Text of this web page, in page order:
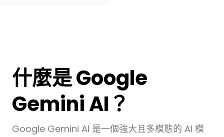
什麼是 Google
Gemini AI？
Google Gemini AI 是一個強大且多模態的 AI 模